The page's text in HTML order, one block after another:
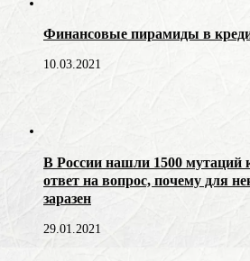
Финансовые пирамиды в
10.03.2021
В России нашли 1500 мутаций
ответ на вопрос, почему для
заразен
29.01.2021